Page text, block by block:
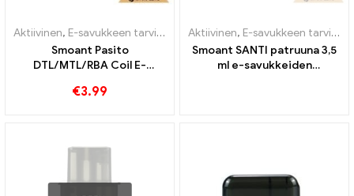
Aktiivinen, E-savukkeen tarvikkeet ,Höyrystin
Smoant Pasito
DTL/MTL/RBA Coil E-
Räätälöity
€3.99
Aktiivinen, E-savukkeen tarvikkeet
Smoant SANTI patruuna 3,5
ml e-savukkeiden